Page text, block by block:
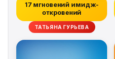
17 мгновений имидж-
откровений
ТАТЬЯНА ГУРЬЕВА